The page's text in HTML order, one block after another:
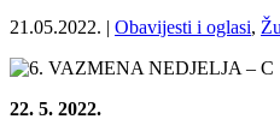
21.05.2022. | Obavijesti i oglasi,
22. 5. 2022.